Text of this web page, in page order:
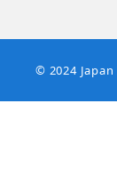
© 2024